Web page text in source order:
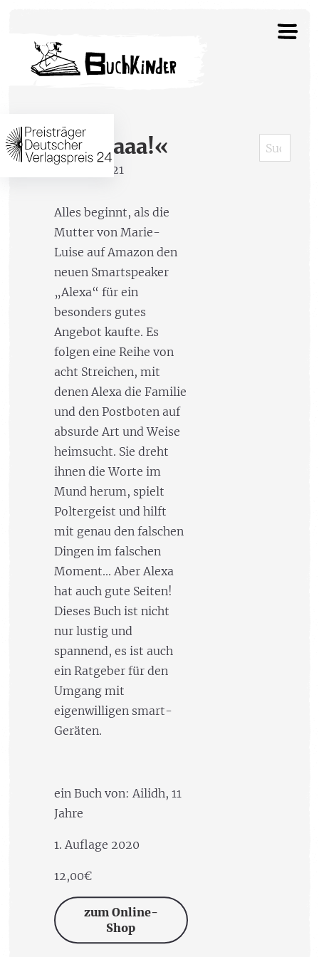
»Alexaaa!«
25. Mai 2021
Alles beginnt, als die
Mutter von Marie-
Luise auf Amazon den
neuen Smartspeaker
„Alexa“ für ein
besonders gutes
Angebot kaufte. Es
folgen eine Reihe von
acht Streichen, mit
denen Alexa die Familie
und den Postboten auf
absurde Art und Weise
heimsucht. Sie dreht
ihnen die Worte im
Mund herum, spielt
Poltergeist und hilft
mit genau den falschen
Dingen im falschen
Moment... Aber Alexa
hat auch gute Seiten!
Dieses Buch ist nicht
nur lustig und
spannend, es ist auch
ein Ratgeber für den
Umgang mit
eigenwilligen smart-
Geräten.
ein Buch von: Ailidh, 11
Jahre
1. Auflage 2020
12,00€
zum Online-
Shop